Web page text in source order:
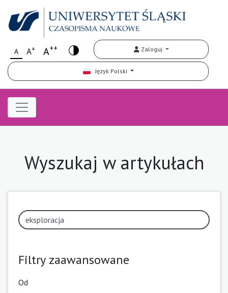
A A+ A++ Zaloguj
Język Polski
Wyszukaj w artykułach
Filtry zaawansowane
Od